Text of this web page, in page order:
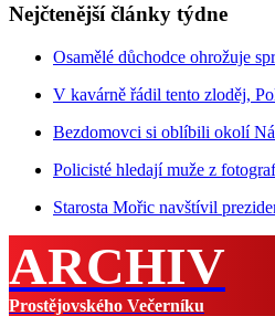
Nejčtenější články týdne
Osamělé důchodce ohrožuje
V kavárně řádil tento zloděj,
Bezdomovci si oblíbili okolí
Policisté hledají muže z
Starosta Mořic navštívil
ARCHIV
Prostějovského Večerníku